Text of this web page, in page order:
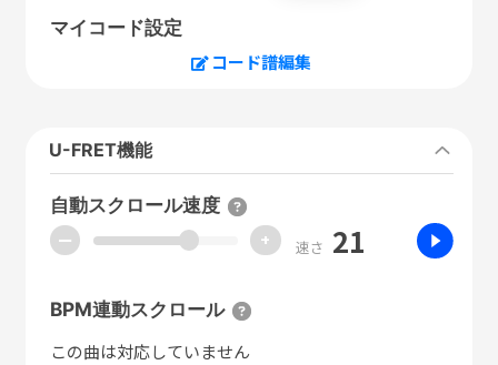
マイコード設定
コード譜編集
U-FRET機能
自動スクロール速度
ー + 速さ 21
BPM連動スクロール
この曲は対応していません